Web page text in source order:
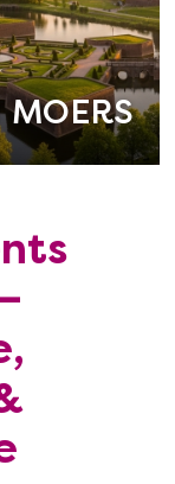
MOERS